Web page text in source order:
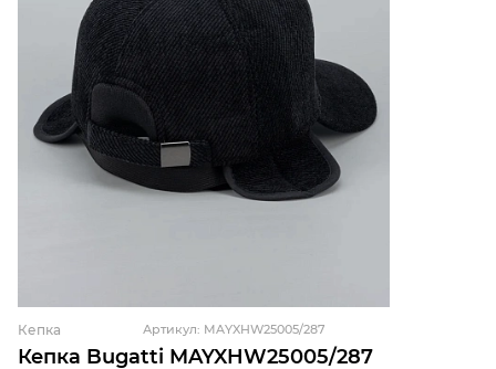
Кепка Bugatti MAYXHW25005/287
Кепка Артикул: MAYXHW25005/287